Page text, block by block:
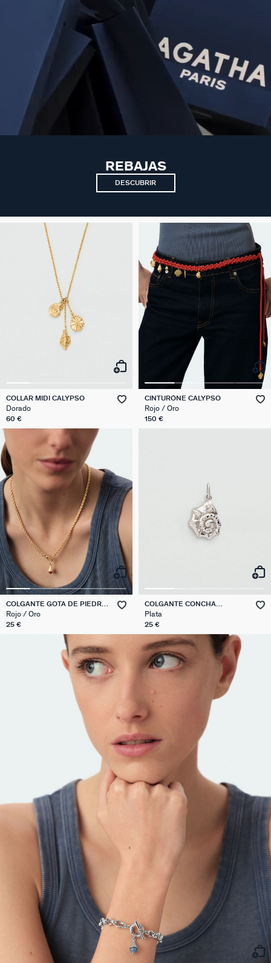
REBAJAS
DESCUBRIR
COLLAR MIDI CALYPSO
Dorado
60 €
CINTURÓNE CALYPSO
Rojo / Oro
150 €
COLGANTE GOTA DE PIEDRA
NATURAL TALISMANS
Rojo / Oro
25 €
COLGANTE CONCHA
TALISMANS
Plata
25 €